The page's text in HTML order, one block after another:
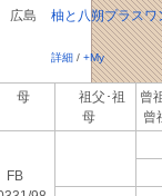
広島 柚と八朔プラスワ
詳細/ +My
祖父･祖
母
曾
曾
FB